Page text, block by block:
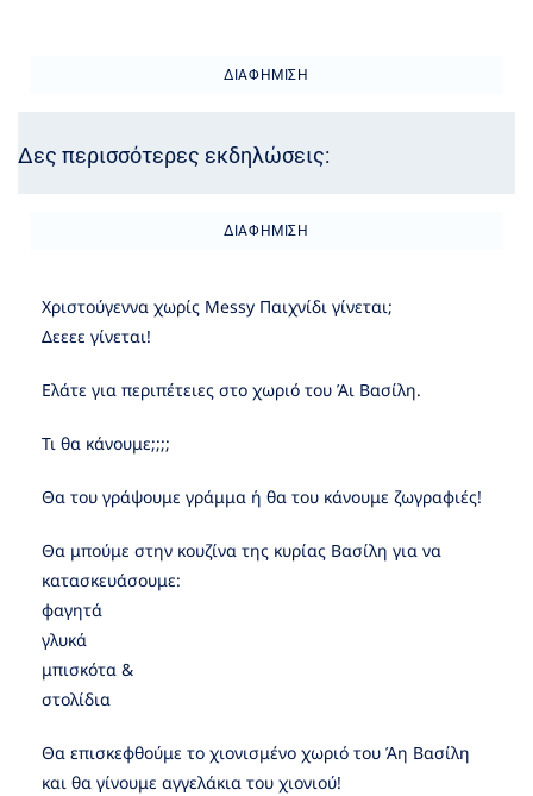
ΔΙΑΦΉΜΙΣΗ
Δες περισσότερες εκδηλώσεις:
ΔΙΑΦΉΜΙΣΗ
Χριστούγεννα χωρίς Messy Παιχνίδι γίνεται;
Δεεεε γίνεται!
Ελάτε για περιπέτειες στο χωριό του Άι Βασίλη.
Τι θα κάνουμε;;;;
Θα του γράψουμε γράμμα ή θα του κάνουμε ζωγραφιές!
Θα μπούμε στην κουζίνα της κυρίας Βασίλη για να
κατασκευάσουμε:
φαγητά
γλυκά
μπισκότα &
στολίδια
Θα επισκεφθούμε το χιονισμένο χωριό του Άη Βασίλη
και θα γίνουμε αγγελάκια του χιονιού!